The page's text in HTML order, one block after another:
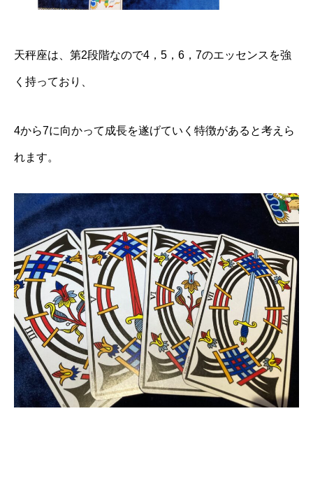
天秤座は、第2段階なので4，5，6，7のエッセンスを強
く持っており、
4から7に向かって成長を遂げていく特徴があると考えら
れます。